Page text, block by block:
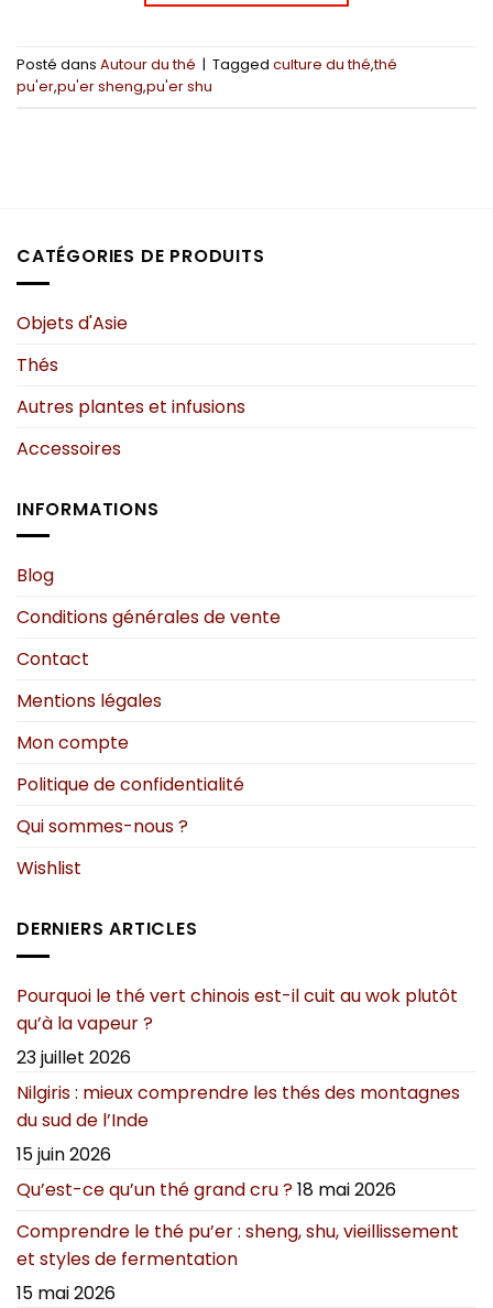
Posté dans Autour du thé | Tagged culture du thé,thé
pu'er,pu'er sheng,pu'er shu
CATÉGORIES DE PRODUITS
Objets d'Asie
Thés
Autres plantes et infusions
Accessoires
INFORMATIONS
Blog
Conditions générales de vente
Contact
Mentions légales
Mon compte
Politique de confidentialité
Qui sommes-nous ?
Wishlist
DERNIERS ARTICLES
Pourquoi le thé vert chinois est-il cuit au wok plutôt
qu’à la vapeur ?
23 juillet 2026
Nilgiris : mieux comprendre les thés des montagnes
du sud de l’Inde
15 juin 2026
Qu’est-ce qu’un thé grand cru ?18 mai 2026
Comprendre le thé pu’er : sheng, shu, vieillissement
et styles de fermentation
15 mai 2026